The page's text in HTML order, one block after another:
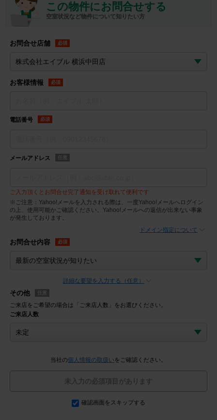
この物件にお問合せする
空室状況など物件について知りたい方
お問合せ店舗 必須
お客様情報 必須
電話番号 必須
メールアドレス 任意
ご入力頂くとお問合せ完了通知を受け取れて便利です
※ご注意：Yahoo!メールを入力される際は、一度Yahoo!メールへログイン
の上、使用可能かご確認ください。Yahoo!メールへの返信が出来ない事象
が発生しております。
ドメイン指定について
お問合せ内容 必須
詳細な要望を入力する（任意）
その他 任意
ご来店をご希望の場合は「ご来店人数」をお選びください。
ご来店人数
当社の個人情報の取扱い をご確認ください。
未入力の必須項目があります
確認画面をスキップする